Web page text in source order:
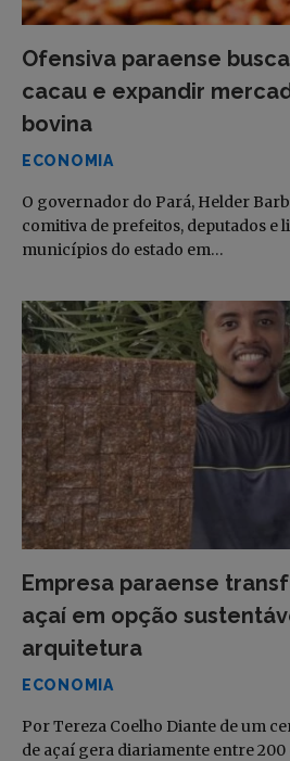
Ofensiva paraense
cacau e expandir
bovina
ECONOMIA
O governador do Pará, Helder
comitiva de prefeitos, deputados e
municípios do estado em…
Empresa paraense
açaí em opção
arquitetura
ECONOMIA
Por Tereza Coelho Diante de um
de açaí gera diariamente entre 200